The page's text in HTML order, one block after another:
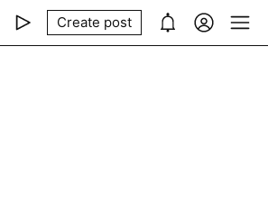
Create post